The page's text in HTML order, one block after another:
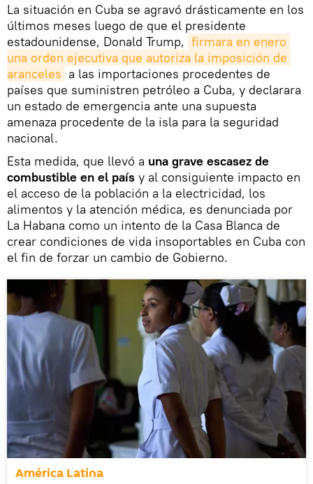
La situación en Cuba se agravó drásticamente en los
últimos meses luego de que el presidente
estadounidense, Donald Trump, firmara en enero
una orden ejecutiva que autoriza la imposición de
aranceles a las importaciones procedentes de
países que suministren petróleo a Cuba, y declarara
un estado de emergencia ante una supuesta
amenaza procedente de la isla para la seguridad
nacional.
Esta medida, que llevó a una grave escasez de
combustible en el país y al consiguiente impacto en
el acceso de la población a la electricidad, los
alimentos y la atención médica, es denunciada por
La Habana como un intento de la Casa Blanca de
crear condiciones de vida insoportables en Cuba con
el fin de forzar un cambio de Gobierno.
América Latina